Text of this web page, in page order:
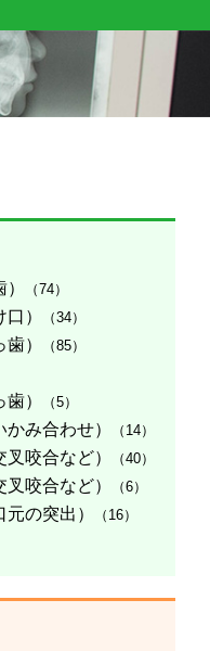
（74）
） （34）
） （85）
） （5）
み合わせ） （14）
咬合など） （40）
咬合など） （6）
元の突出） （16）